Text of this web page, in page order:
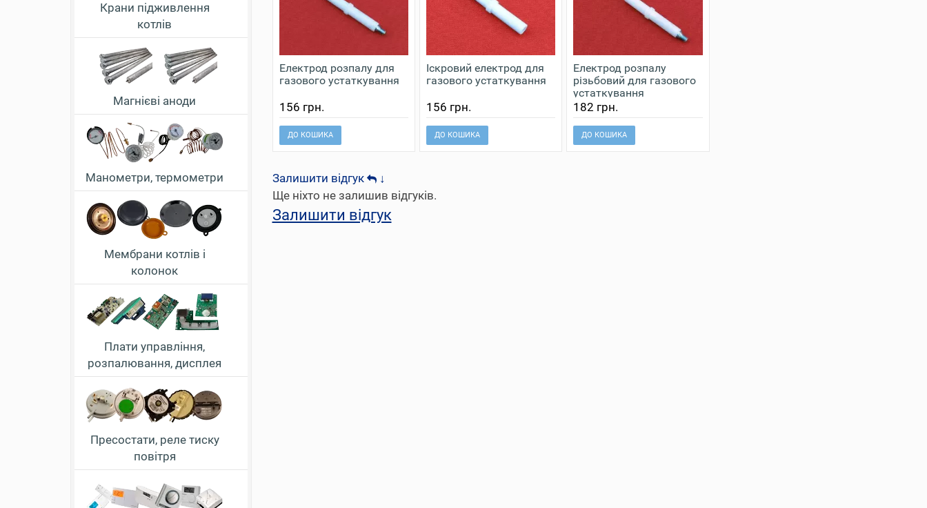
Крани підживлення
котлів
Магнієві аноди
Манометри, термометри
Мембрани котлів і
колонок
Плати управління,
розпалювання, дисплея
Пресостати, реле тиску
повітря
Електрод розпалу для
газового устаткування
156 грн.
ДО КОШИКА
Іскровий електрод для
газового устаткування
156 грн.
ДО КОШИКА
Електрод розпалу
різьбовий для газового
устаткування
182 грн.
ДО КОШИКА
Залишити відгук
↓
Ще ніхто не залишив відгуків.
Залишити відгук